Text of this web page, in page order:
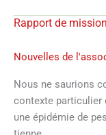
Rapport de
Nouvelles de
Nous ne saurions
contexte particulier
une épidémie de
Rapport
mission
Boutaud
(Octobre
2017)